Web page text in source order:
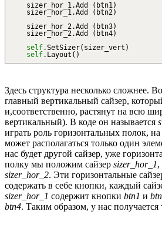
sizer_hor_1.Add ( btn1 )
sizer_hor_1.Add ( btn2)
sizer_hor_2.Add ( btn3)
sizer_hor_2.Add ( btn4)
self.SetSizer( sizer_vert )
self. Layout ( )
Здесь структура несколько сложнее.
главный вертикальный сайзер,
и,соответственно, растянут на всю
вертикальный). В коде он называется
играть роль горизонтальных полок,
может располагаться только один
нас будет другой сайзер, уже
полку мы положим сайзер sizer_hor_1,
sizer_hor_2. Эти горизонтальные
содержать в себе кнопки, каждый
sizer_hor_1 содержит кнопки btn1 и
btn4. Таким образом, у нас получается